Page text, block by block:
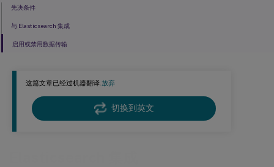
这篇文章已经过机器翻译.放弃
切换到英文
先决条件
与 Elasticsearch 集成
启用或禁用数据传输